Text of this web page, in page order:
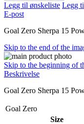
Legg til ønskeliste Legg
E-post
Goal Zero Sherpa 15
Skip to the end of the
Skip to the beginning of
Beskrivelse
Goal Zero Sherpa 15
Goal Zero
Size